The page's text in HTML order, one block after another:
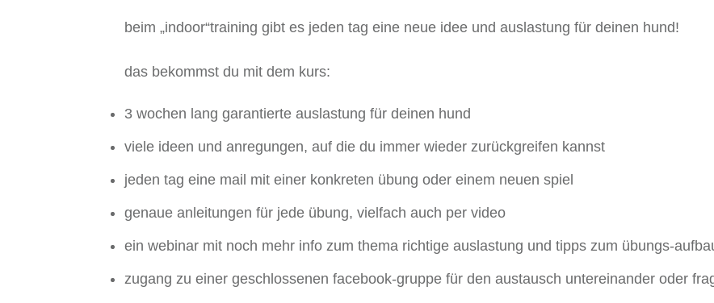
beim „indoor“training gibt es jeden tag eine neue idee und auslastung für deinen hund!
das bekommst du mit dem kurs:
3 wochen lang garantierte auslastung für deinen hund
viele ideen und anregungen, auf die du immer wieder zurückgreifen kannst
jeden tag eine mail mit einer konkreten übung oder einem neuen spiel
genaue anleitungen für jede übung, vielfach auch per video
ein webinar mit noch mehr info zum thema richtige auslastung und tipps zum übungs-
zugang zu einer geschlossenen facebook-gruppe für den austausch untereinander oder